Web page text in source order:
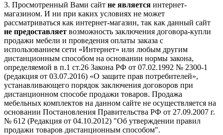
3. Просмотренный Вами сайт не является интернет-
магазином. И ни при каких условиях не может
рассматриваться как интернет-магазин, так как данный сайт
не предоставляет возможность заключения договора-купли
продажи мебели и проведения оплаты заказа с
использованием сети «Интернет» или любым другим
дистанционным способом на основании нормы закона,
определяемой в п.1 ст.26 Закона РФ от 07.02.1992 № 2300-1
(редакция от 03.07.2016) «О защите прав потребителей»,
устанавливающего порядок заключения договоров при
дистанционном способе продажи товаров. Продажа
мебельных комплектов на данном сайте не осуществляется на
основании Постановления Правительства РФ от 27.09.2007 г.
№ 612 (Редакция от 04.10.2012) "Об утверждении правил
продажи товаров дистанционным способом".